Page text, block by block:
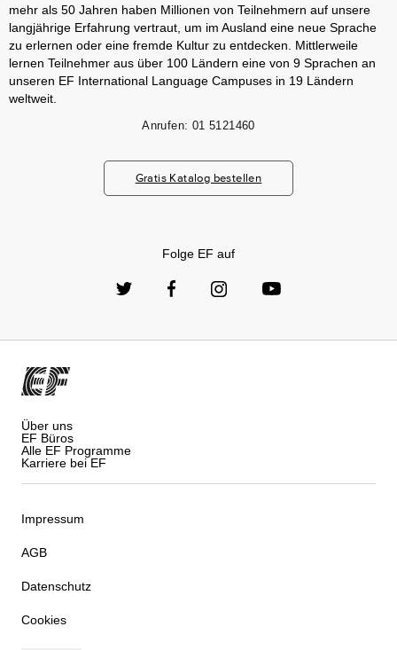
mehr als 50 Jahren haben Millionen von Teilnehmern auf unsere
langjährige Erfahrung vertraut, um im Ausland eine neue Sprache
zu erlernen oder eine fremde Kultur zu entdecken. Mittlerweile
lernen Teilnehmer aus über 100 Ländern eine von 9 Sprachen an
unseren EF International Language Campuses in 19 Ländern
weltweit.
Anrufen: 01 5121460
Gratis Katalog bestellen
Folge EF auf
Über uns
EF Büros
Alle EF Programme
Karriere bei EF
Impressum
AGB
Datenschutz
Cookies